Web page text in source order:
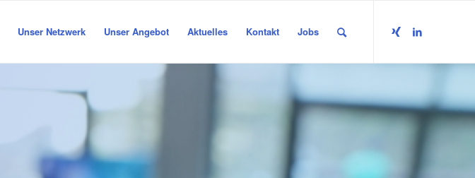
Unser Netzwerk Unser Angebot Aktuelles Kontakt Jobs